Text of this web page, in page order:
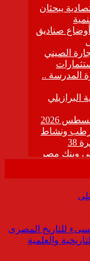
للتاريخ المصرى
والعلمية